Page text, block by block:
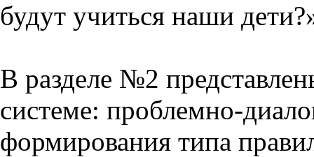
будут учиться наши
В разделе №2
системе: проблемно-
формирования типа